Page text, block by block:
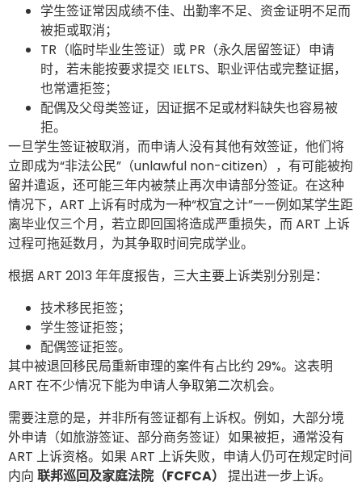
学生签证常因成绩不佳、出勤率不足、资金证明不足而
被拒或取消；
TR（临时毕业生签证）或 PR（永久居留签证）申请
时，若未能按要求提交 IELTS、职业评估或完整证据，
也常遭拒签；
配偶及父母类签证，因证据不足或材料缺失也容易被
拒。
一旦学生签证被取消，而申请人没有其他有效签证，他们将
立即成为“非法公民”（unlawful non-citizen），有可能被拘
留并遣返，还可能三年内被禁止再次申请部分签证。在这种
情况下，ART 上诉有时成为一种“权宜之计”——例如某学生距
离毕业仅三个月，若立即回国将造成严重损失，而 ART 上诉
过程可拖延数月，为其争取时间完成学业。
根据 ART 2013 年年度报告，三大主要上诉类别分别是：
技术移民拒签；
学生签证拒签；
配偶签证拒签。
其中被退回移民局重新审理的案件有占比约 29%。这表明
ART 在不少情况下能为申请人争取第二次机会。
需要注意的是，并非所有签证都有上诉权。例如，大部分境
外申请（如旅游签证、部分商务签证）如果被拒，通常没有
ART 上诉资格。如果 ART 上诉失败，申请人仍可在规定时间
内向 联邦巡回及家庭法院（FCFCA） 提出进一步上诉。